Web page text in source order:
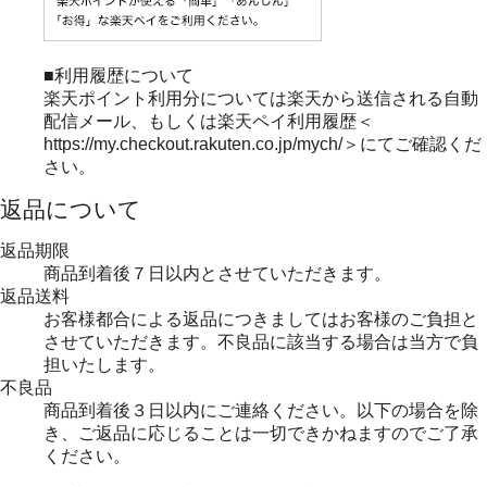
■利用履歴について
楽天ポイント利用分については楽天から送信される自動
配信メール、もしくは楽天ペイ利用履歴＜
https://my.checkout.rakuten.co.jp/mych/＞にてご確認くだ
さい。
返品について
返品期限
商品到着後７日以内とさせていただきます。
返品送料
お客様都合による返品につきましてはお客様のご負担と
させていただきます。不良品に該当する場合は当方で負
担いたします。
不良品
商品到着後３日以内にご連絡ください。以下の場合を除
き、ご返品に応じることは一切できかねますのでご了承
ください。